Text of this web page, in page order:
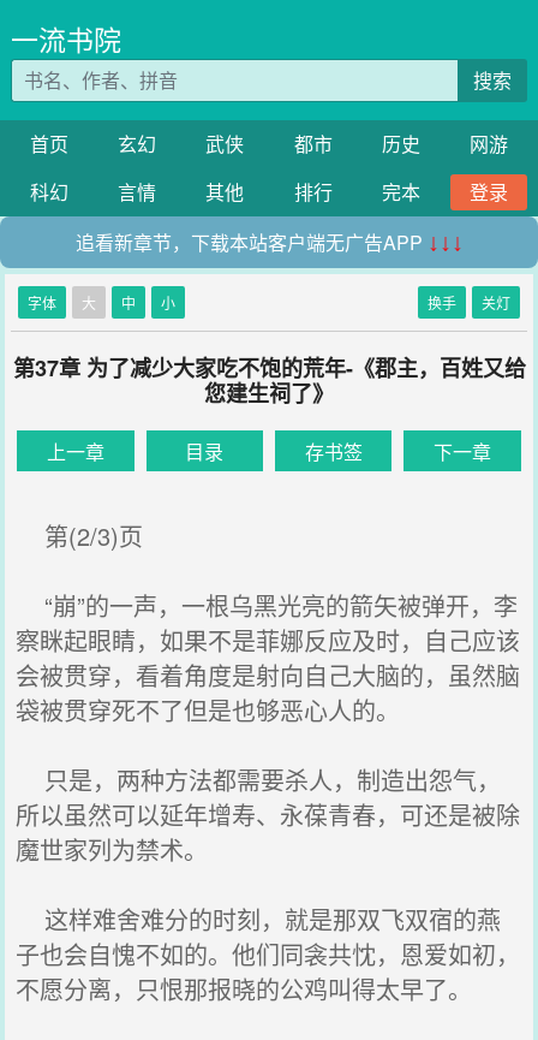
一流书院
搜索
首页 玄幻 武侠 都市 历史
网游
科幻
言情 其他 排行 完本
登录
追看新章节，下载本站客户端无广告APP ↓↓↓
字体 大 中 小 换手 关灯
第37章 为了减少大家吃不饱的荒年-《郡主，百姓又给
您建生祠了》
上一章 目录 存书签 下一章
第(2/3)页
“崩”的一声，一根乌黑光亮的箭矢被弹开，李
察眯起眼睛，如果不是菲娜反应及时，自己应该
会被贯穿，看着角度是射向自己大脑的，虽然脑
袋被贯穿死不了但是也够恶心人的。
只是，两种方法都需要杀人，制造出怨气，
所以虽然可以延年增寿、永葆青春，可还是被除
魔世家列为禁术。
这样难舍难分的时刻，就是那双飞双宿的燕
子也会自愧不如的。他们同衾共忱，恩爱如初，
不愿分离，只恨那报晓的公鸡叫得太早了。